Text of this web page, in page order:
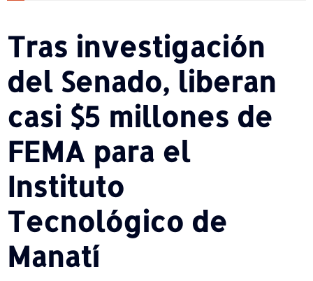
Tras investigación
del Senado, liberan
casi $5 millones de
FEMA para el
Instituto
Tecnológico de
Manatí